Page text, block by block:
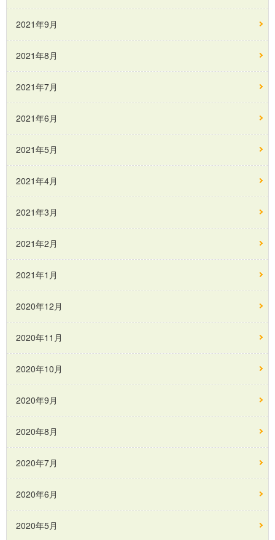
2021年9月
2021年8月
2021年7月
2021年6月
2021年5月
2021年4月
2021年3月
2021年2月
2021年1月
2020年12月
2020年11月
2020年10月
2020年9月
2020年8月
2020年7月
2020年6月
2020年5月